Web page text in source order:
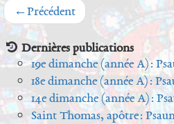
←Précédent
Dernières publications
19e dimanche (année A) :
18e dimanche (année A) :
14e dimanche (année A) :
Saint Thomas, apôtre :